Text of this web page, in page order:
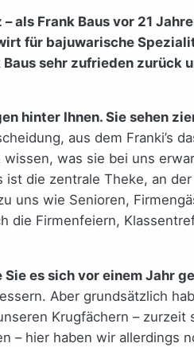
als Frank Baus vor 21
für bajuwarische
sehr zufrieden zurück
hinter Ihnen. Sie sehen
aus dem Franki’s
was sie bei uns
die zentrale Theke, an
uns wie Senioren,
die Firmenfeiern,
es sich vor einem Jahr
Aber grundsätzlich
Krugfächern –
– hier haben wir allerdings